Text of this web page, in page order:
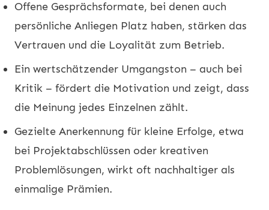
Offene Gesprächsformate, bei denen auch
persönliche Anliegen Platz haben, stärken das
Vertrauen und die Loyalität zum Betrieb.
Ein wertschätzender Umgangston – auch bei
Kritik – fördert die Motivation und zeigt, dass
die Meinung jedes Einzelnen zählt.
Gezielte Anerkennung für kleine Erfolge, etwa
bei Projektabschlüssen oder kreativen
Problemlösungen, wirkt oft nachhaltiger als
einmalige Prämien.